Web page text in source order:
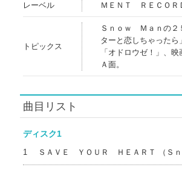
レーベル ＭＥＮＴ ＲＥＣＯＲ
トピックス
Ｓｎｏｗ Ｍａｎの２
ターと恋しちゃった
「オドロウゼ！」、
Ａ面。
曲目リスト
ディスク1
1 ＳＡＶＥ ＹＯＵＲ ＨＥＡＲＴ （Ｓ